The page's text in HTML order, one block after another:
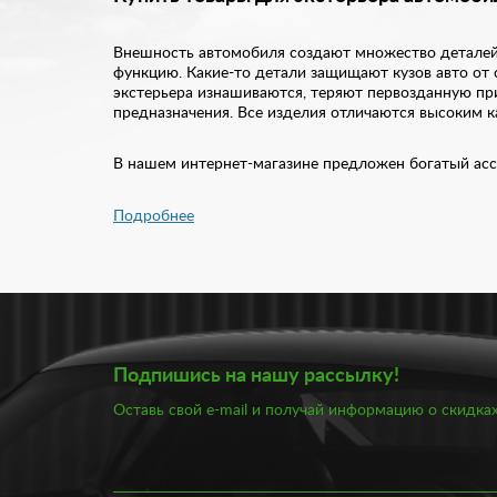
Внешность автомобиля создают множество
функцию. Какие-то детали защищают кузов авто от
экстерьера изнашиваются, теряют первозданную
предназначения. Все изделия отличаются высоким
В нашем интернет-магазине предложен богатый
Брызговики;
Жабо;
Сетки;
Кроме того, у нас всегда есть в наличии
ведерко на фаркоп, тонировка и многое другое.
так и зарубежных авто. Мы отдаем предпочтение
Купить товары для экстерьера машины вы можете
Подробнее
Подпишись на нашу рассылку!
Оставь свой e-mail и получай информацию о